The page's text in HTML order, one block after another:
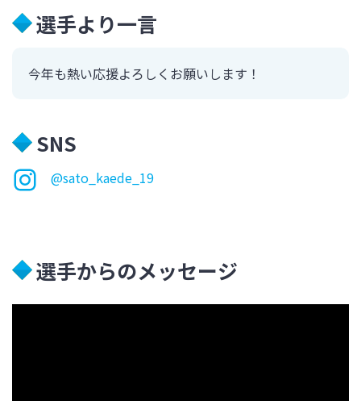
選手より一言
今年も熱い応援よろしくお願いします！
SNS
@sato_kaede_19
選手からのメッセージ